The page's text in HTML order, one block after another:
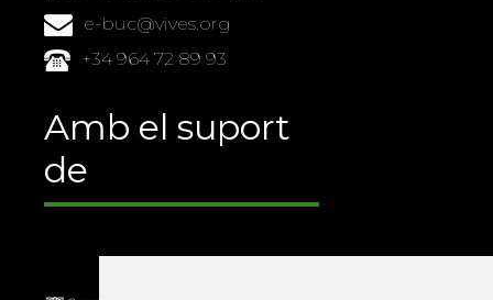
e-buc@vives.org
+34 964 72 89 93
Amb el suport
de